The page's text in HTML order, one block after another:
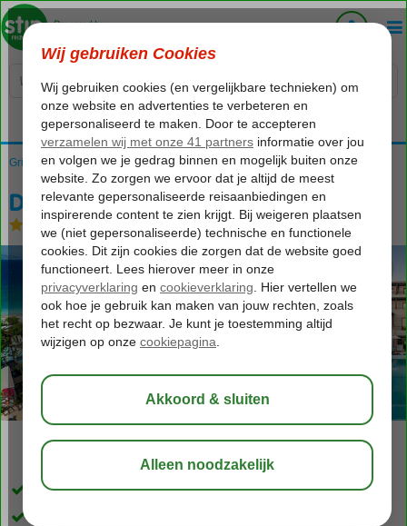
Voelt als thuiskomen...
Griekenland Rhodos Ialyssos / Trianda D'Andrea Mare
D'Andrea Mare
All Inclusive- Hotel
aug 32°C
Accommodatie met een GSTC erkend duurzaamheidscertificaat